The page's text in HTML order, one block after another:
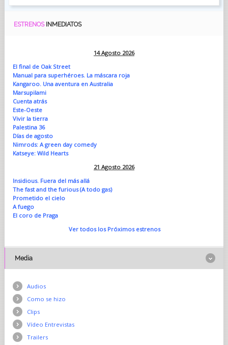
ESTRENOS INMEDIATOS
14 Agosto 2026
El final de Oak Street
Manual para superhéroes. La máscara roja
Kangaroo. Una aventura en Australia
Marsupilami
Cuenta atrás
Este-Oeste
Vivir la tierra
Palestina 36
Días de agosto
Nimrods: A green day comedy
Katseye: Wild Hearts
21 Agosto 2026
Insidious. Fuera del más allá
The fast and the furious (A todo gas)
Prometido el cielo
A fuego
El coro de Praga
Ver todos los Próximos estrenos
Media
Audios
Como se hizo
Clips
Vídeo Entrevistas
Trailers